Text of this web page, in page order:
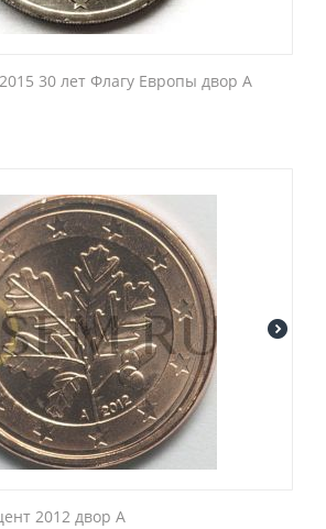
30 лет Флагу Европы двор A
2012 двор A